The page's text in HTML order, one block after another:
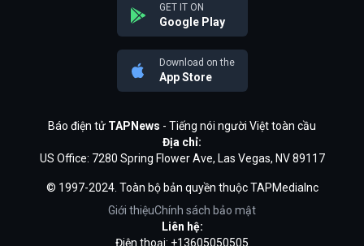
GET IT ON
Google Play
Download on the
App Store
Báo điện tử TAPNews - Tiếng nói người Việt toàn cầu
Địa chỉ:
US Office: 7280 Spring Flower Ave, Las Vegas, NV 89117
© 1997-2024. Toàn bộ bản quyền thuộc TAPMediaInc
Giới thiệuChính sách bảo mật
Liên hệ:
Điện thoại: +13605050505